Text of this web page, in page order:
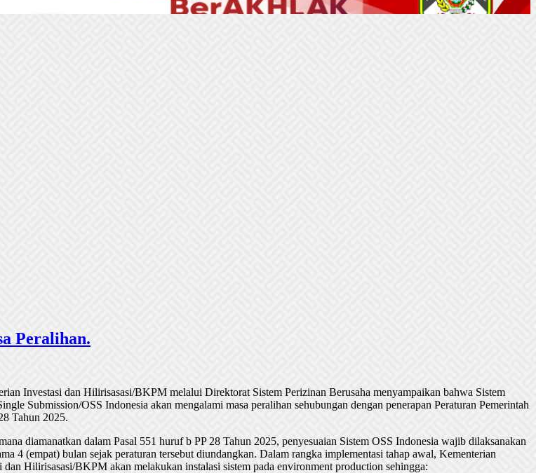
Peralihan.
Investasi dan Hilirisasasi/BKPM melalui Direktorat Sistem Perizinan Berusaha menyampaikan bahwa Sistem
Submission/OSS Indonesia akan mengalami masa peralihan sehubungan dengan penerapan Peraturan Pemerintah
Tahun 2025.
diamanatkan dalam Pasal 551 huruf b PP 28 Tahun 2025, penyesuaian Sistem OSS Indonesia wajib dilaksanakan
4 (empat) bulan sejak peraturan tersebut diundangkan. Dalam rangka implementasi tahap awal, Kementerian
dan Hilirisasasi/BKPM akan melakukan instalasi sistem pada environment production sehingga: